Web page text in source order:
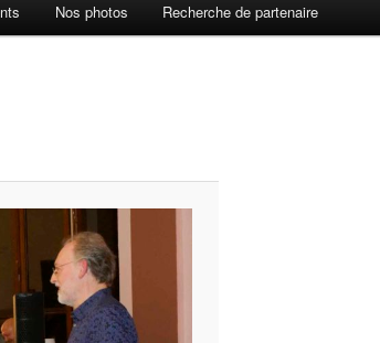
Nos photos Recherche de partenaire